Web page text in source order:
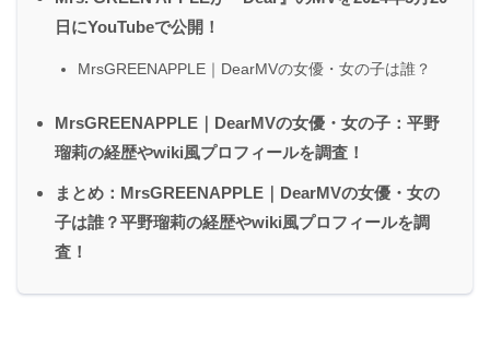
日にYouTubeで公開！
MrsGREENAPPLE｜DearMVの女優・女の子は誰？
MrsGREENAPPLE｜DearMVの女優・女の子：平野
瑠莉の経歴やwiki風プロフィールを調査！
まとめ：MrsGREENAPPLE｜DearMVの女優・女の
子は誰？平野瑠莉の経歴やwiki風プロフィールを調
査！